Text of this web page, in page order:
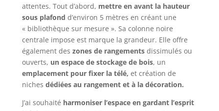
attentes. Tout d’abord, mettre en avant la hauteur
sous plafond d’environ 5 mètres en créant une
« bibliothèque sur mesure ». Sa colonne noire
centrale impose est marque la grandeur. Elle offre
également des zones de rangementsdissimulés ou
ouverts, un espace de stockage de bois, un
emplacement pour fixer la télé, et création de
niches dédiées au rangement et à la décoration.
J’ai souhaité harmoniser l’espace en gardant l’esprit